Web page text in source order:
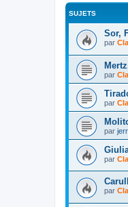
SUJETS
Sor,
par
par
par
par
par
par